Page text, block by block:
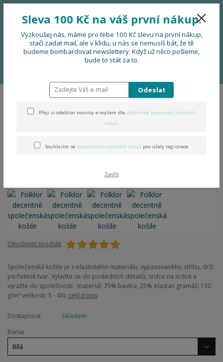
Menu
0 Kč
Folklor decentně
společenská košile
Ohodnotit produkt
Společenská košile je s elastického materiálu, vypasovaného střihu, drží
perfektně tvar. Vylaďte se do posledních detailů, srdce na srdce a
vyražte do společnosti. materiál: 75% bavlna, 25% elastan gramáž: 130
g/m² velikosti: S - 4XL celý popis
Dostupnost
Skladem
Barva
Sleva 100 Kč na váš první nákup.
Vyzkoušej nás, máme pro tebe 100 Kč slevu na první nákup,
stačí zadat mail, ale v klidu, u nás se nemusíš bát, že tě
budeme bombardovat newslettery. Když už něco pošleme,
bude to stát za to.
Odeslat
Přeji si odebírat novinky e-mailem dle podmínek zpracování osobních
údajů.
Souhlasím se zpracováním osobních údajů pro účely registrace.
Zavřít